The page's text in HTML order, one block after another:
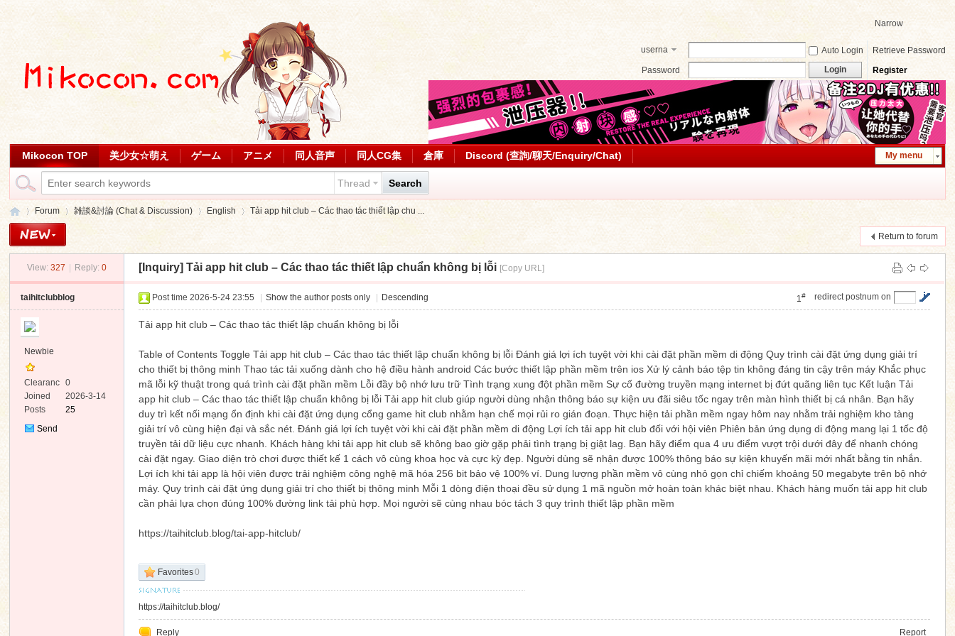
Narrow
userna
Auto Login
Retrieve Password
Password
Login Register
My menu
Mikocon TOP 美少女☆萌え ゲーム アニメ 同人音声 同人CG集 倉庫 Discord (查詢/聊天/Enquiry/Chat)
Thread Search
Forum
›
雑談&討論 (Chat & Discussion)
›
English
›
Tải app hit club – Các thao tác thiết lập chu ...
Return to forum
View: 327 Reply: 0 [Inquiry] Tải app hit club – Các thao tác thiết lập chuẩn không bị lỗi [Copy URL]
taihitclubblog
Newbie
Clearanc
e
0
Joined
2026-3-14
Posts
25
Send
redirect postnum on
1#
Post time 2026-5-24 23:55 Show the author posts only Descending
Tải app hit club – Các thao tác thiết lập chuẩn không bị lỗi
Table of Contents Toggle Tải app hit club – Các thao tác thiết lập chuẩn không bị lỗi Đánh giá lợi ích tuyệt vời khi cài đặt phần mềm di động Quy trình cài đặt ứng dụng giải trí
cho thiết bị thông minh Thao tác tải xuống dành cho hệ điều hành android Các bước thiết lập phần mềm trên ios Xử lý cảnh báo tệp tin không đáng tin cậy trên máy Khắc phục
mã lỗi kỹ thuật trong quá trình cài đặt phần mềm Lỗi đầy bộ nhớ lưu trữ Tình trạng xung đột phần mềm Sự cố đường truyền mạng internet bị đứt quãng liên tục Kết luận Tải
app hit club – Các thao tác thiết lập chuẩn không bị lỗi Tải app hit club giúp người dùng nhận thông báo sự kiện ưu đãi siêu tốc ngay trên màn hình thiết bị cá nhân. Bạn hãy
duy trì kết nối mạng ổn định khi cài đặt ứng dụng cổng game hit club nhằm hạn chế mọi rủi ro gián đoạn. Thực hiện tải phần mềm ngay hôm nay nhằm trải nghiệm kho tàng
giải trí vô cùng hiện đại và sắc nét. Đánh giá lợi ích tuyệt vời khi cài đặt phần mềm di động Lợi ích tải app hit club đối với hội viên Phiên bản ứng dụng di động mang lại 1 tốc độ
truyền tải dữ liệu cực nhanh. Khách hàng khi tải app hit club sẽ không bao giờ gặp phải tình trạng bị giật lag. Bạn hãy điểm qua 4 ưu điểm vượt trội dưới đây để nhanh chóng
cài đặt ngay. Giao diện trò chơi được thiết kế 1 cách vô cùng khoa học và cực kỳ đẹp. Người dùng sẽ nhận được 100% thông báo sự kiện khuyến mãi mới nhất bằng tin nhắn.
Lợi ích khi tải app là hội viên được trải nghiệm công nghệ mã hóa 256 bit bảo vệ 100% ví. Dung lượng phần mềm vô cùng nhỏ gọn chỉ chiếm khoảng 50 megabyte trên bộ nhớ
máy. Quy trình cài đặt ứng dụng giải trí cho thiết bị thông minh Mỗi 1 dòng điện thoại đều sử dụng 1 mã nguồn mở hoàn toàn khác biệt nhau. Khách hàng muốn tải app hit club
cần phải lựa chọn đúng 100% đường link tải phù hợp. Mọi người sẽ cùng nhau bóc tách 3 quy trình thiết lập phần mềm
https://taihitclub.blog/tai-app-hitclub/
Favorites0
https://taihitclub.blog/
Reply Report